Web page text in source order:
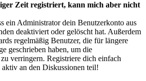
Zeit registriert, kann mich aber nicht
ein Administrator dein Benutzerkonto aus
deaktiviert oder gelöscht hat. Außerdem
regelmäßig Benutzer, die für längere
geschrieben haben, um die
verringern. Registriere dich einfach
an den Diskussionen teil!